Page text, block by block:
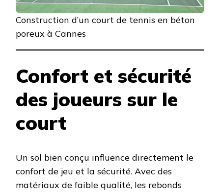
Construction d’un court de tennis en béton
poreux à Cannes
Confort et sécurité
des joueurs sur le
court
Un sol bien conçu influence directement le
confort de jeu et la sécurité. Avec des
matériaux de faible qualité, les rebonds